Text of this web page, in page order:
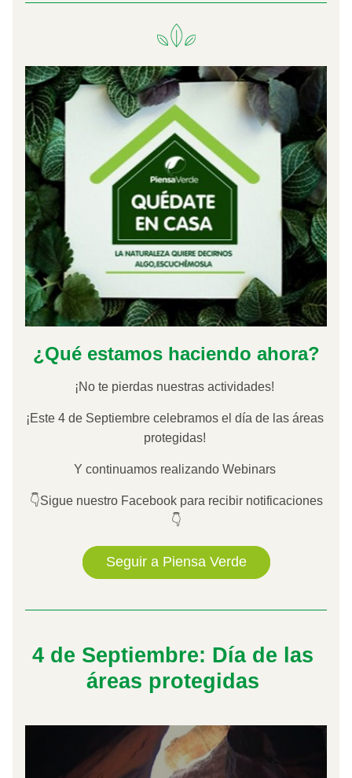
¿Qué estamos haciendo ahora?
¡No te pierdas nuestras actividades!
¡Este 4 de Septiembre celebramos el día de las áreas
protegidas!
Y continuamos realizando Webinars
👇Sigue nuestro Facebook para recibir notificaciones
👇
Seguir a Piensa Verde
4 de Septiembre: Día de las
áreas protegidas